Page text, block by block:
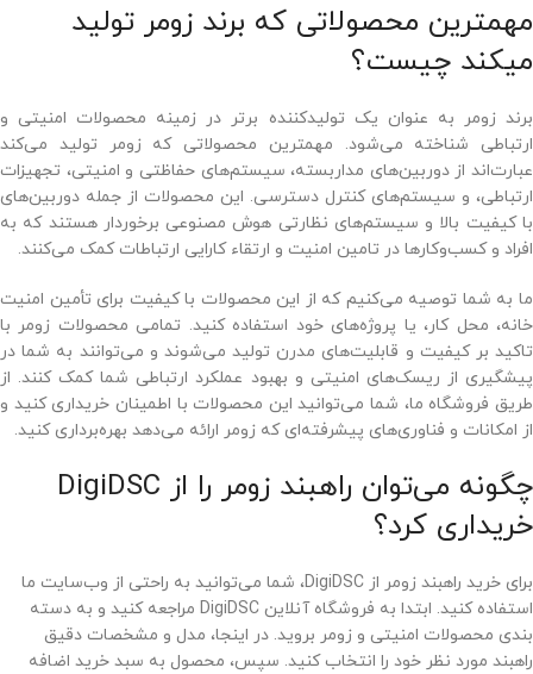
مهمترین محصولاتی که برند زومر تولید
میکند چیست؟
برند زومر به عنوان یک تولیدکننده برتر در زمینه محصولات امنیتی و
ارتباطی شناخته می‌شود. مهمترین محصولاتی که زومر تولید می‌کند
عبارت‌اند از دوربین‌های مداربسته، سیستم‌های حفاظتی و امنیتی، تجهیزات
ارتباطی، و سیستم‌های کنترل دسترسی. این محصولات از جمله دوربین‌های
با کیفیت بالا و سیستم‌های نظارتی هوش مصنوعی برخوردار هستند که به
افراد و کسب‌وکارها در تامین امنیت و ارتقاء کارایی ارتباطات کمک می‌کنند.
ما به شما توصیه می‌کنیم که از این محصولات با کیفیت برای تأمین امنیت
خانه، محل کار، یا پروژه‌های خود استفاده کنید. تمامی محصولات زومر با
تاکید بر کیفیت و قابلیت‌های مدرن تولید می‌شوند و می‌توانند به شما در
پیشگیری از ریسک‌های امنیتی و بهبود عملکرد ارتباطی شما کمک کنند. از
طریق فروشگاه ما، شما می‌توانید این محصولات با اطمینان خریداری کنید و
از امکانات و فناوری‌های پیشرفته‌ای که زومر ارائه می‌دهد بهره‌برداری کنید.
چگونه می‌توان راهبند زومر را از DigiDSC
خریداری کرد؟
برای خرید راهبند زومر از DigiDSC، شما می‌توانید به راحتی از وب‌سایت ما
استفاده کنید. ابتدا به فروشگاه آنلاین DigiDSC مراجعه کنید و به دسته
بندی محصولات امنیتی و زومر بروید. در اینجا، مدل و مشخصات دقیق
راهبند مورد نظر خود را انتخاب کنید. سپس، محصول به سبد خرید اضافه